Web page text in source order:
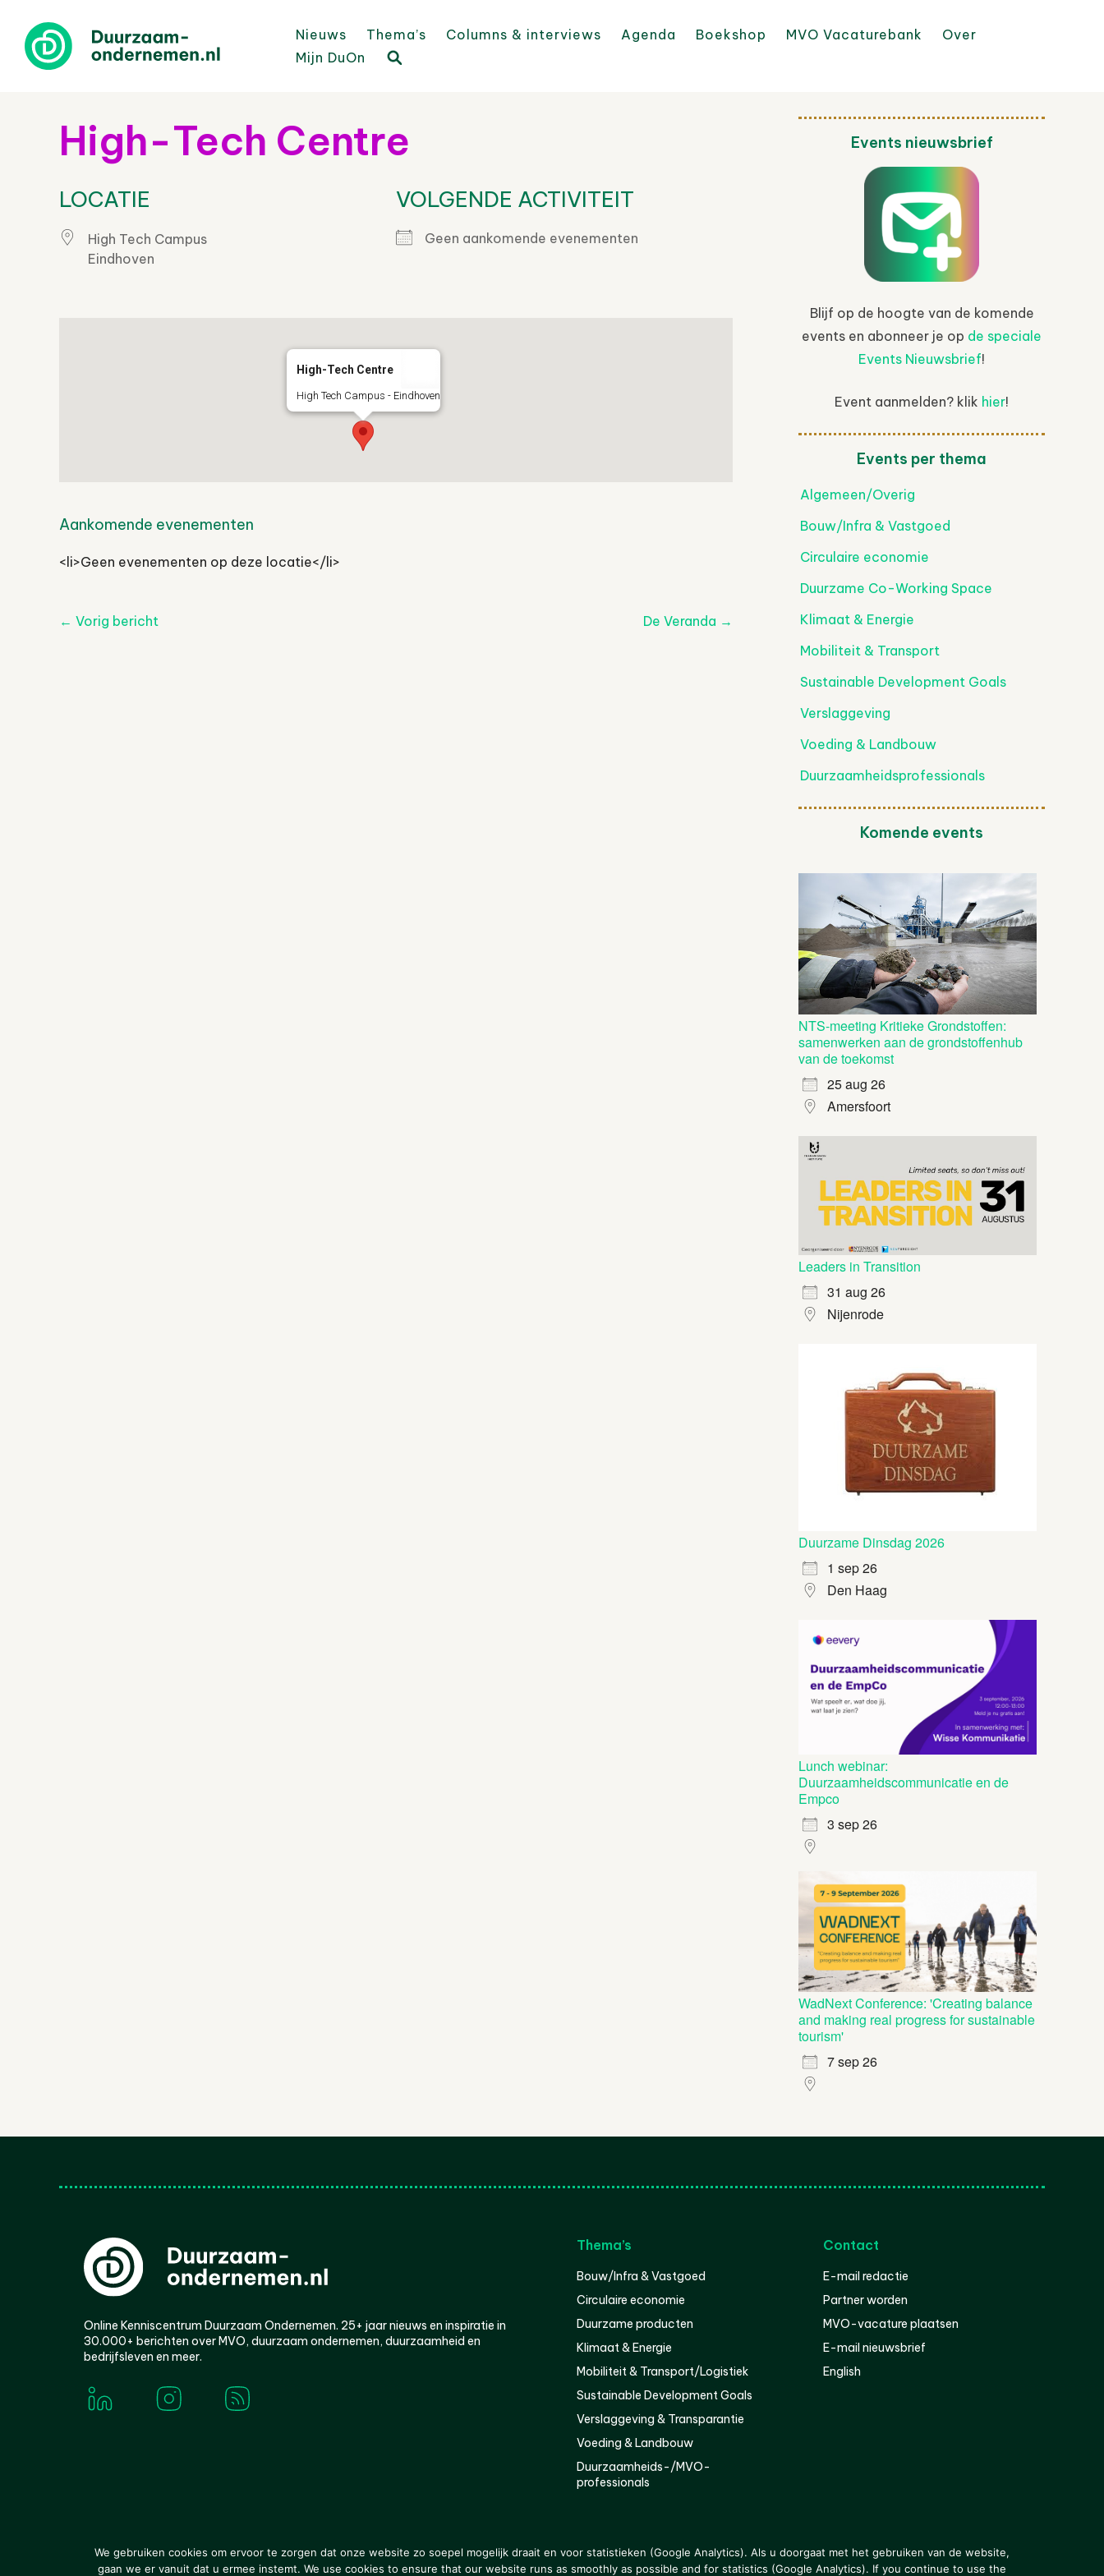
Nieuws Thema’s Columns & interviews Agenda Boekshop MVO Vacaturebank
Over
Mijn DuOn
High-Tech Centre
LOCATIE
High Tech Campus
Eindhoven
VOLGENDE ACTIVITEIT
Geen aankomende evenementen
High-Tech Centre
High Tech Campus - Eindhoven
Aankomende evenementen
<li>Geen evenementen op deze locatie</li>
Post
← Vorig bericht De Veranda →
Events nieuwsbrief
Blijf op de hoogte van de komende
events en abonneer je op de speciale
Events Nieuwsbrief!
Event aanmelden? klik hier!
Events per thema
Algemeen/Overig
Bouw/Infra & Vastgoed
Circulaire economie
Duurzame Co-Working Space
Klimaat & Energie
Mobiliteit & Transport
Sustainable Development Goals
Verslaggeving
Voeding & Landbouw
Duurzaamheidsprofessionals
Komende events
NTS-meeting Kritieke Grondstoffen:
samenwerken aan de grondstoffenhub
van de toekomst
25 aug 26
Amersfoort
Leaders in Transition
31 aug 26
Nijenrode
Duurzame Dinsdag 2026
1 sep 26
Den Haag
Lunch webinar:
Duurzaamheidscommunicatie en de
Empco
3 sep 26
WadNext Conference: 'Creating balance
and making real progress for sustainable
tourism'
7 sep 26
Online Kenniscentrum Duurzaam Ondernemen. 25+ jaar nieuws en inspiratie in
30.000+ berichten over MVO, duurzaam ondernemen, duurzaamheid en
bedrijfsleven en meer.
Thema’s
Bouw/Infra & Vastgoed
Circulaire economie
Duurzame producten
Klimaat & Energie
Mobiliteit & Transport/Logistiek
Sustainable Development Goals
Verslaggeving & Transparantie
Voeding & Landbouw
Duurzaamheids-/MVO-
professionals
Contact
E-mail redactie
Partner worden
MVO-vacature plaatsen
E-mail nieuwsbrief
English
© 2000-2026 Van der Molen EIS Colofon Disclaimer Privacy
We gebruiken cookies om ervoor te zorgen dat onze website zo soepel mogelijk draait en voor statistieken (Google Analytics). Als u doorgaat met het gebruiken van de website,
gaan we er vanuit dat u ermee instemt. We use cookies to ensure that our website runs as smoothly as possible and for statistics (Google Analytics). If you continue to use the